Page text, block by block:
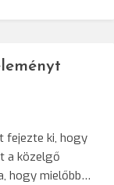
fejezte ki, hogy
a közelgő
hogy mielőbb…